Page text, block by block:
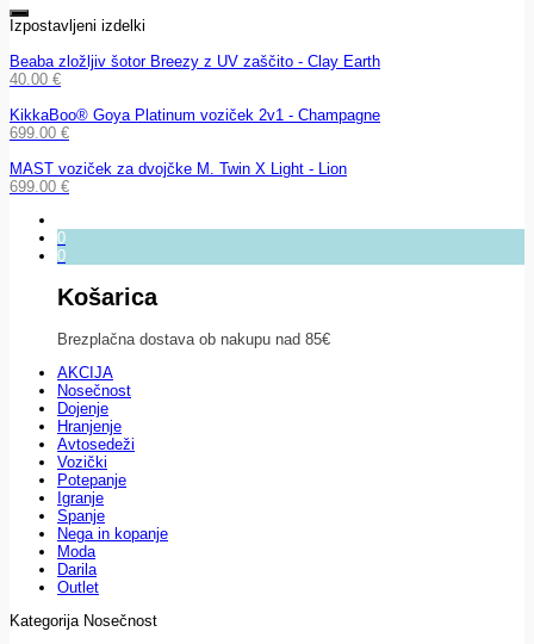
Izpostavljeni izdelki
Beaba zložljiv šotor Breezy z UV zaščito - Clay Earth
40.00 €
KikkaBoo® Goya Platinum voziček 2v1 - Champagne
699.00 €
MAST voziček za dvojčke M. Twin X Light - Lion
699.00 €
0
0
Košarica
Brezplačna dostava ob nakupu nad 85€
AKCIJA
Nosečnost
Dojenje
Hranjenje
Avtosedeži
Vozički
Potepanje
Igranje
Spanje
Nega in kopanje
Moda
Darila
Outlet
Kategorija Nosečnost